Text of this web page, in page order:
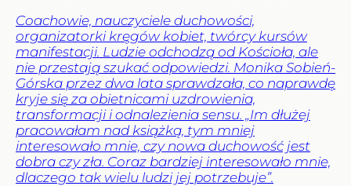
Coachowie, nauczyciele duchowości,
organizatorki kręgów kobiet, twórcy kursów
manifestacji. Ludzie odchodzą od Kościoła, ale
nie przestają szukać odpowiedzi. Monika Sobień-
Górska przez dwa lata sprawdzała, co naprawdę
kryje się za obietnicami uzdrowienia,
transformacji i odnalezienia sensu. „Im dłużej
pracowałam nad książką, tym mniej
interesowało mnie, czy nowa duchowość jest
dobra czy zła. Coraz bardziej interesowało mnie,
dlaczego tak wielu ludzi jej potrzebuje”.